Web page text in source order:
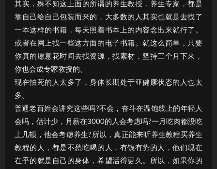
其实，殊不知这上面的所谓的养生教授，养生专家，都是
靠自己给自己包装而来的，大多数的人其实也就是去找了
一本这样的书籍，每天照着书本上的内容念出来就行了。
或者在网上找一些这方面的电子书籍。就这么简单，只要
你真的愿意花时间去找资源，找素材，坚持三个月下来，
你也会成专家教授的。
现在怕死的人太多了，身体长期处于亚健康状态的人也太
多。
普通老百姓会讲究这些吗?不会，奋斗在温饱线上的年轻人
会吗，估计少，月薪在3000的人会考虑吗?一月吃肉都没吃
上几顿，他会考虑养生?所以，真正能来听养生教程买养生
教程的人，都是不愁吃喝的人，有钱有势的人，他们现在
在乎的就是自己的身体，希望活得更久。所以，如果你的